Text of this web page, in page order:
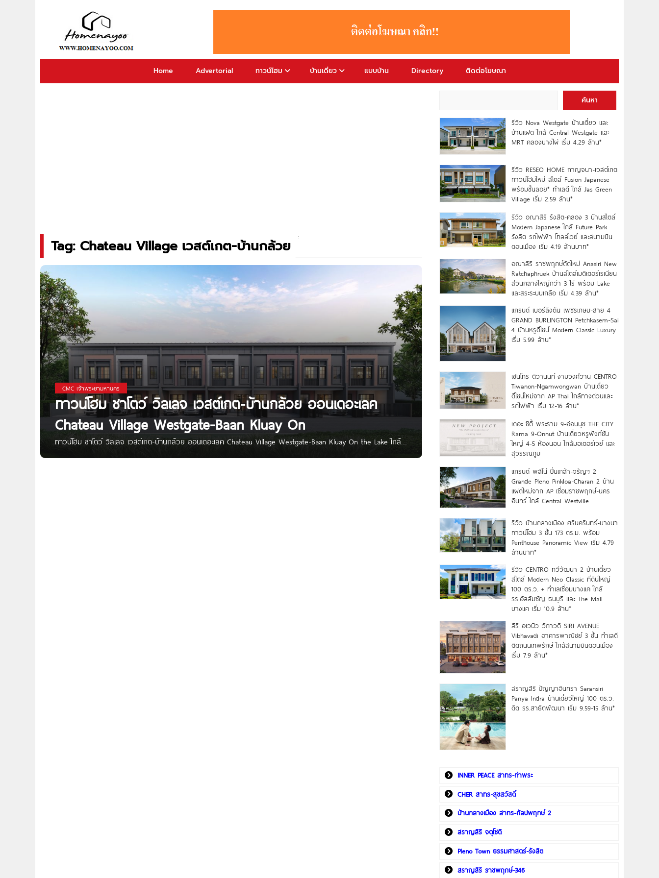
Home Advertorial ทาวน์โฮม บ้านเดี่ยว แบบบ้าน Directory ติดต่อโฆษณา
Tag: Chateau Village เวสต์เกต-บ้านกล้วย
CMC เจ้าพระยามหานคร
ทาวน์โฮม ชาโตว์ วิลเลจ เวสต์เกต-บ้านกล้วย ออนเดอะเลค
Chateau Village Westgate-Baan Kluay On
ทาวน์โฮม ชาโตว์ วิลเลจ เวสต์เกต-บ้านกล้วย ออนเดอะเลค Chateau Village Westgate-Baan Kluay On the Lake ใกล้
ค้นหา
รีวิว Nova Westgate บ้านเดี่ยว และ
บ้านแฝด ใกล้ Central Westgate และ
MRT คลองบางไผ่ เริ่ม 4.29 ล้าน*
รีวิว RESEO HOME กาญจนา-เวสต์เกต
ทาวน์โฮมใหม่ สไตล์ Fusion Japanese
พร้อมชั้นลอย* ทำเลดี ใกล้ Jas Green
Village เริ่ม 2.59 ล้าน*
รีวิว อณาสิริ รังสิต-คลอง 3 บ้านสไตล์
Modern Japanese ใกล้ Future Park
รังสิต รถไฟฟ้า โทลล์เวย์ และสนามบิน
ดอนเมือง เริ่ม 4.19 ล้านบาท*
อณาสิริ ราชพฤกษ์ตัดใหม่ Anasiri New
Ratchaphruek บ้านสไตล์เมดิเตอร์เรเนียน
ส่วนกลางใหญ่กว่า 3 ไร่ พร้อม Lake
และสระระบบเกลือ เริ่ม 4.39 ล้าน*
แกรนด์ เบอร์ลิงตัน เพชรเกษม-สาย 4
GRAND BURLINGTON Petchkasem-Sai
4 บ้านหรูดีไซน์ Modern Classic Luxury
เริ่ม 5.99 ล้าน*
เซนโทร ติวานนท์-งามวงศ์วาน CENTRO
Tiwanon-Ngamwongwan บ้านเดี่ยว
ดีไซน์ใหม่จาก AP Thai ใกล้ทางด่วนและ
รถไฟฟ้า เริ่ม 12-16 ล้าน*
เดอะ ซิตี้ พระราม 9-อ่อนนุช THE CITY
Rama 9-Onnut บ้านเดี่ยวหรูฟังก์ชัน
ใหญ่ 4-5 ห้องนอน ใกล้มอเตอร์เวย์ และ
สุวรรณภูมิ
แกรนด์ พลีโน่ ปิ่นเกล้า-จรัญฯ 2
Grande Pleno Pinkloa-Charan 2 บ้าน
แฝดใหม่จาก AP เชื่อมราชพฤกษ์-นคร
อินทร์ ใกล้ Central Westville
รีวิว บ้านกลางเมือง ศรีนครินทร์-บางนา
ทาวน์โฮม 3 ชั้น 173 ตร.ม. พร้อม
Penthouse Panoramic View เริ่ม 4.79
ล้านบาท*
รีวิว CENTRO ทวีวัฒนา 2 บ้านเดี่ยว
สไตล์ Modern Neo Classic ที่ดินใหญ่
100 ตร.ว. + ทำเลเชื่อมบางแค ใกล้
รร.อัสสัมชัญ ธนบุรี และ The Mall
บางแค เริ่ม 10.9 ล้าน*
สิริ อเวนิว วิภาวดี SIRI AVENUE
Vibhavadi อาคารพาณิชย์ 3 ชั้น ทำเลดี
ติดถนนเทพรักษ์ ใกล้สนามบินดอนเมือง
เริ่ม 7.9 ล้าน*
สราญสิริ ปัญญาอินทรา Saransiri
Panya Indra บ้านเดี่ยวใหญ่ 100 ตร.ว.
ดิด รร.สาธิตพัฒนา เริ่ม 9.59-15 ล้าน*
INNER PEACE สาทร-ท่าพระ
CHER สาทร-สุขสวัสดิ์
บ้านกลางเมือง สาทร-กัลปพฤกษ์ 2
สราญสิริ จตุโชติ
Pleno Town ธรรมศาสตร์-รังสิต
สราญสิริ ราชพฤกษ์-346